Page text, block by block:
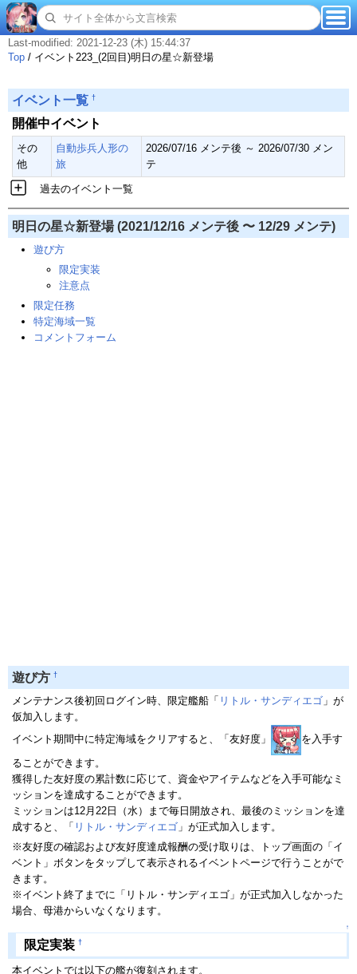
Last-modified: 2021-12-23 (木) 15:44:37
Top / イベント223_(2回目)明日の星☆新登場
イベント一覧 †
開催中イベント
その
他
自動歩兵人形の
旅
2026/07/16 メンテ後 ～ 2026/07/30 メン
テ
過去のイベント一覧
明日の星☆新登場 (2021/12/16 メンテ後 〜 12/29 メンテ)
遊び方
限定実装
注意点
限定任務
特定海域一覧
コメントフォーム
遊び方 †
メンテナンス後初回ログイン時、限定艦船「 リトル・サンディエゴ 」が
仮加入します。
イベント期間中に特定海域をクリアすると、「友好度」
を入手す
ることができます。
獲得した友好度の累計数に応じて、資金やアイテムなどを入手可能なミ
ッションを達成することができます。
ミッションは12月22日（水）まで毎日開放され、最後のミッションを達
成すると、「 リトル・サンディエゴ 」が正式加入します。
※友好度の確認および友好度達成報酬の受け取りは、トップ画面の「イ
ベント」ボタンをタップして表示されるイベントページで行うことがで
きます。
※イベント終了までに「リトル・サンディエゴ」が正式加入しなかった
場合、母港からいなくなります。
↑
限定実装 †
本イベントでは以下の艦が復刻されます。